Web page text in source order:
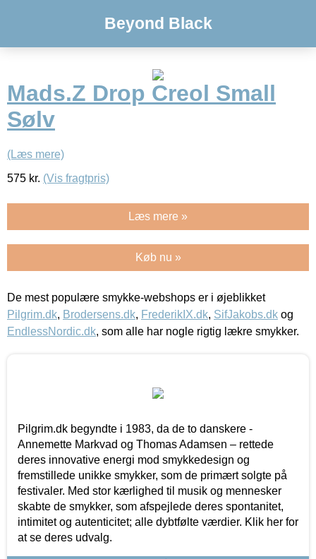
Beyond Black
Mads.Z Drop Creol Small
Sølv
(Læs mere)
575 kr. (Vis fragtpris)
Læs mere »
Køb nu »
De mest populære smykke-webshops er i øjeblikket
Pilgrim.dk, Brodersens.dk, FrederikIX.dk, SifJakobs.dk og
EndlessNordic.dk, som alle har nogle rigtig lækre smykker.
Pilgrim.dk begyndte i 1983, da de to danskere -
Annemette Markvad og Thomas Adamsen – rettede
deres innovative energi mod smykkedesign og
fremstillede unikke smykker, som de primært solgte på
festivaler. Med stor kærlighed til musik og mennesker
skabte de smykker, som afspejlede deres spontanitet,
intimitet og autenticitet; alle dybtfølte værdier. Klik her for
at se deres udvalg.